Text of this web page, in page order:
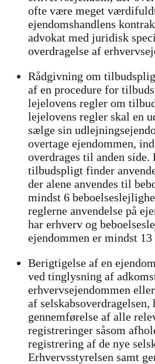
ofte være meget
ejendomshandlens
advokat med juridisk
overdragelse af
Rådgivning om
af en procedure for
lejelovens regler om
lejelovens regler skal en
sælge sin
overtage ejendommen,
overdrages til anden side.
tilbudspligt finder
der alene anvendes til
mindst 6
reglerne anvendelse på
har erhverv og
ejendommen er mindst
Berigtigelse af en
ved tinglysning af
erhvervsejendommen
af selskabsoverdragelsen,
gennemførelse af alle
registreringer såsom
registrering af de nye
Erhvervsstyrelsen samt